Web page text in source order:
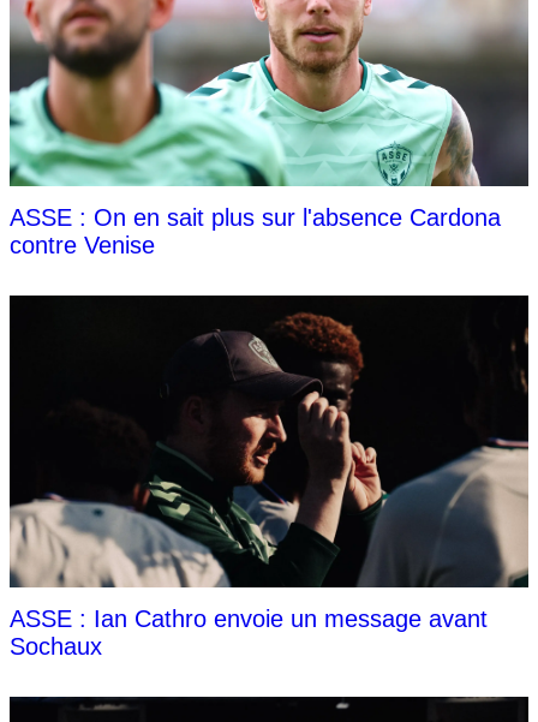
ASSE : On en sait plus sur l'absence Cardona
contre Venise
ASSE : Ian Cathro envoie un message avant
Sochaux